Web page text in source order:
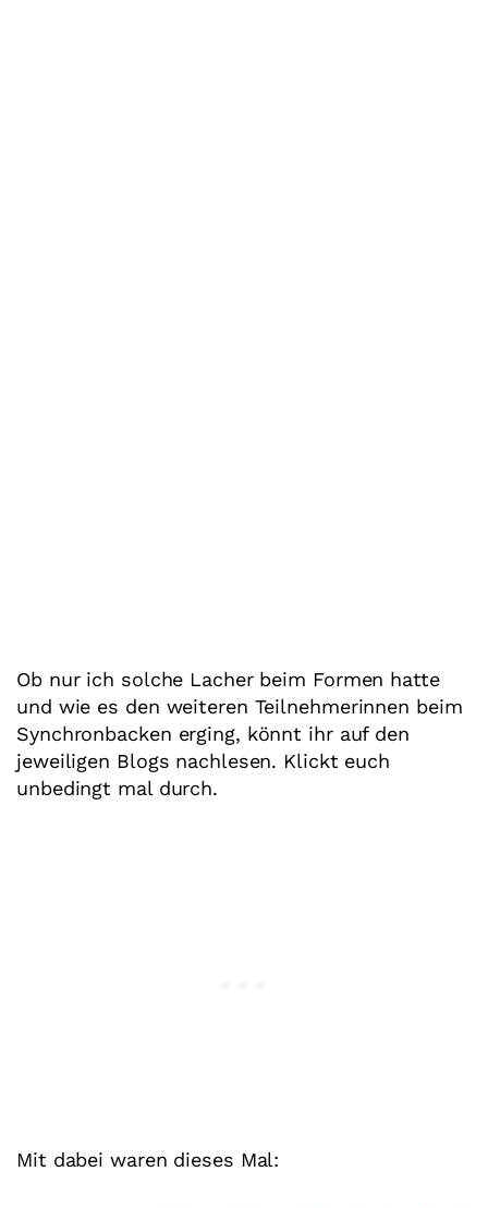
Ob nur ich solche Lacher beim Formen hatte
und wie es den weiteren Teilnehmerinnen beim
Synchronbacken erging, könnt ihr auf den
jeweiligen Blogs nachlesen. Klickt euch
unbedingt mal durch.
Mit dabei waren dieses Mal: